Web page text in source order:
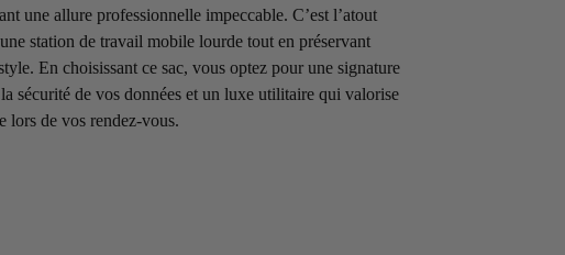
une allure professionnelle impeccable. C’est l’atout
station de travail mobile lourde tout en préservant
En choisissant ce sac, vous optez pour une signature
sécurité de vos données et un luxe utilitaire qui valorise
lors de vos rendez-vous.